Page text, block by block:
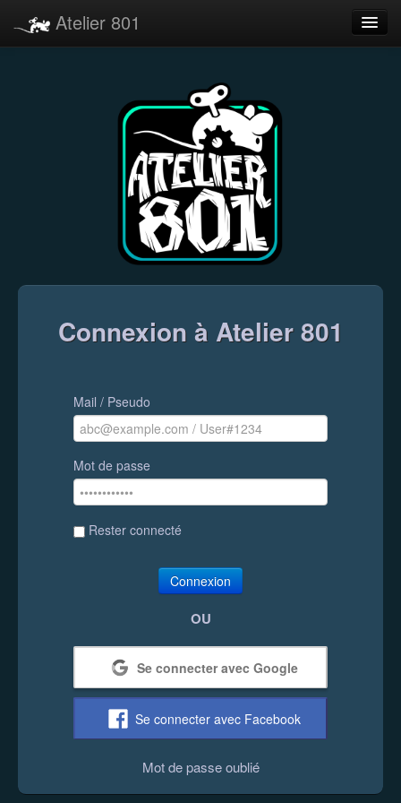
Atelier 801
Connexion à Atelier 801
Mail / Pseudo
Mot de passe
Rester connecté
Connexion
OU
Se connecter avec Google
Se connecter avec Facebook
Mot de passe oublié